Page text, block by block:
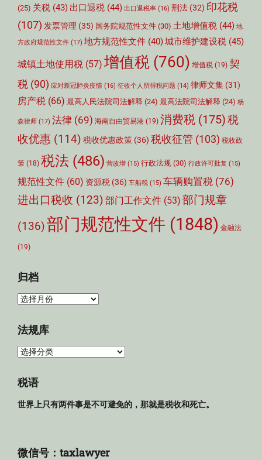
(25) 关税 (43) 出口退税 (44) 出口退税率 (16) 刑法 (32) 印花税
(107) 发票管理 (35) 国务院规范性文件 (30) 土地增值税 (44) 地
方政府规范性文件 (17) 地方规范性文件 (40)城市维护建设税 (45)
城镇土地使用税 (57) 增值税 (760) 增值税 (19) 契
税 (90) 应对新冠肺炎疫情 (16) 征收个人所得税问题 (14) 律师文集 (31)
房产税 (66) 最高人民法院司法解释 (24) 最高法院司法解释 (24) 杨
森律师 (17) 法律 (69) 海南自由贸易港 (19) 消费税 (175)税
收优惠 (114) 税收优惠政策 (36) 税收征管 (103) 税收政
策 (18) 税法 (486) 营改增 (15) 行政法规 (30) 行政许可批复 (15)
规范性文件 (60) 资源税 (36) 车船税 (15) 车辆购置税 (76)
进出口税收 (123) 部门工作文件 (53) 部门规章
(136)部门规范性文件 (1848) 金融法
(19)
归档
归
法规库
法
库
税语
世界上只有两件事是不可避免的，那就是税收和死亡。
微信号：taxlawyer